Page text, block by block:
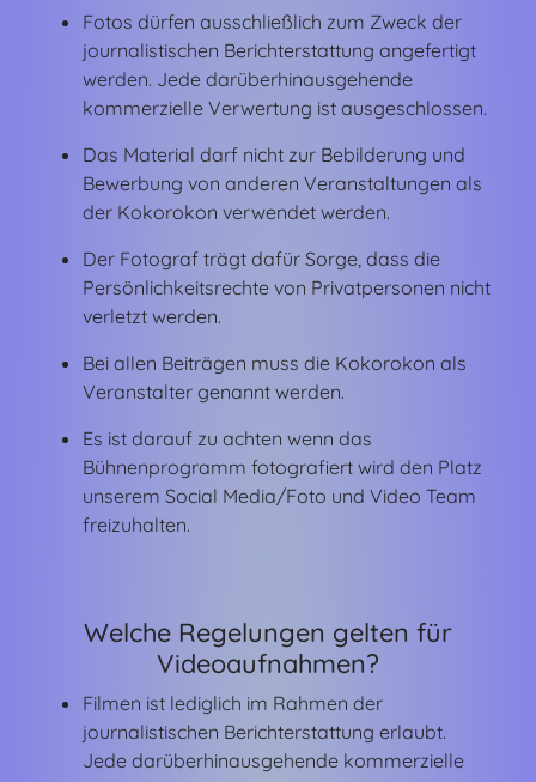
Fotos dürfen ausschließlich zum Zweck der
journalistischen Berichterstattung angefertigt
werden. Jede darüberhinausgehende
kommerzielle Verwertung ist ausgeschlossen.
Das Material darf nicht zur Bebilderung und
Bewerbung von anderen Veranstaltungen als
der Kokorokon verwendet werden.
Der Fotograf trägt dafür Sorge, dass die
Persönlichkeitsrechte von Privatpersonen nicht
verletzt werden.
Bei allen Beiträgen muss die Kokorokon als
Veranstalter genannt werden.
Es ist darauf zu achten wenn das
Bühnenprogramm fotografiert wird den Platz
unserem Social Media/Foto und Video Team
freizuhalten.
Welche Regelungen gelten für
Videoaufnahmen?
Filmen ist lediglich im Rahmen der
journalistischen Berichterstattung erlaubt.
Jede darüberhinausgehende kommerzielle